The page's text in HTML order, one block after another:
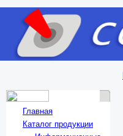
Главная
Каталог продукции